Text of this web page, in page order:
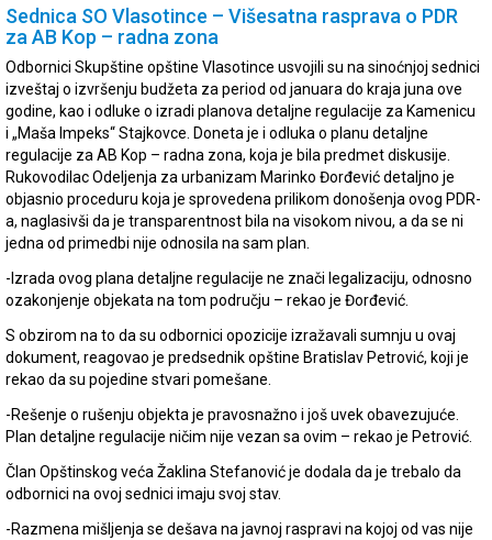
Sednica SO Vlasotince – Višesatna rasprava o PDR
za AB Kop – radna zona
Odbornici Skupštine opštine Vlasotince usvojili su na sinoćnjoj sednici
izveštaj o izvršenju budžeta za period od januara do kraja juna ove
godine, kao i odluke o izradi planova detaljne regulacije za Kamenicu
i „Maša Impeks“ Stajkovce. Doneta je i odluka o planu detaljne
regulacije za AB Kop – radna zona, koja je bila predmet diskusije.
Rukovodilac Odeljenja za urbanizam Marinko Đorđević detaljno je
objasnio proceduru koja je sprovedena prilikom donošenja ovog PDR-
a, naglasivši da je transparentnost bila na visokom nivou, a da se ni
jedna od primedbi nije odnosila na sam plan.
-Izrada ovog plana detaljne regulacije ne znači legalizaciju, odnosno
ozakonjenje objekata na tom području – rekao je Đorđević.
S obzirom na to da su odbornici opozicije izražavali sumnju u ovaj
dokument, reagovao je predsednik opštine Bratislav Petrović, koji je
rekao da su pojedine stvari pomešane.
-Rešenje o rušenju objekta je pravosnažno i još uvek obavezujuće.
Plan detaljne regulacije ničim nije vezan sa ovim – rekao je Petrović.
Član Opštinskog veća Žaklina Stefanović je dodala da je trebalo da
odbornici na ovoj sednici imaju svoj stav.
-Razmena mišljenja se dešava na javnoj raspravi na kojoj od vas nije